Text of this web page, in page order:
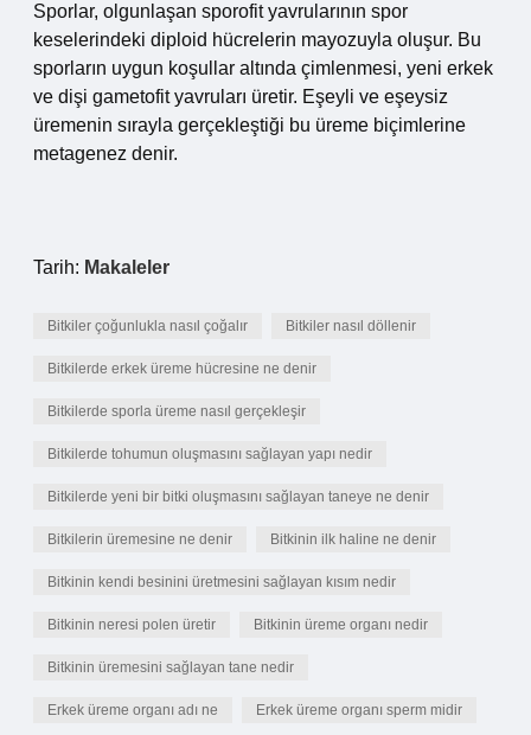
Sporlar, olgunlaşan sporofit yavrularının spor
keselerindeki diploid hücrelerin mayozuyla oluşur. Bu
sporların uygun koşullar altında çimlenmesi, yeni erkek
ve dişi gametofit yavruları üretir. Eşeyli ve eşeysiz
üremenin sırayla gerçekleştiği bu üreme biçimlerine
metagenez denir.
Tarih: Makaleler
Bitkiler çoğunlukla nasıl çoğalır Bitkiler nasıl döllenir
Bitkilerde erkek üreme hücresine ne denir
Bitkilerde sporla üreme nasıl gerçekleşir
Bitkilerde tohumun oluşmasını sağlayan yapı nedir
Bitkilerde yeni bir bitki oluşmasını sağlayan taneye ne denir
Bitkilerin üremesine ne denir Bitkinin ilk haline ne denir
Bitkinin kendi besinini üretmesini sağlayan kısım nedir
Bitkinin neresi polen üretir Bitkinin üreme organı nedir
Bitkinin üremesini sağlayan tane nedir
Erkek üreme organı adı ne Erkek üreme organı sperm midir